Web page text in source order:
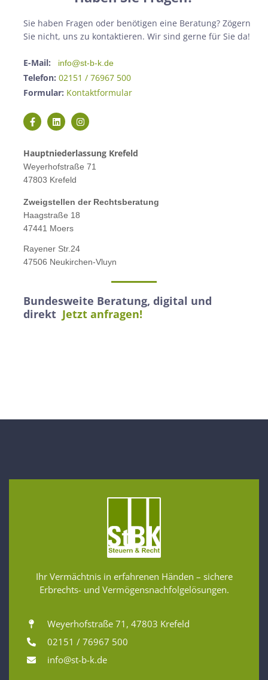
Sie haben Fragen oder benötigen eine Beratung? Zögern
Sie nicht, uns zu kontaktieren. Wir sind gerne für Sie da!
E-Mail: info@st-b-k.de
Telefon: 02151 / 76967 500
Formular: Kontaktformular
Hauptniederlassung Krefeld
Weyerhofstraße 71
47803 Krefeld
Zweigstellen der Rechtsberatung
Haagstraße 18
47441 Moers
Rayener Str.24
47506 Neukirchen-Vluyn
Bundesweite Beratung, digital und
direkt Jetzt anfragen!
Ihr Vermächtnis in erfahrenen Händen – sichere
Erbrechts- und Vermögensnachfolgelösungen.
Weyerhofstraße 71, 47803 Krefeld
02151 / 76967 500
info@st-b-k.de